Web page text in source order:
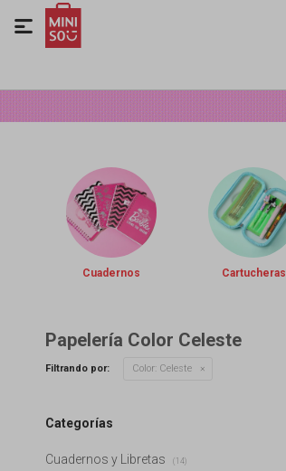

Cuadernos Cartucheras
Papelería Color Celeste
Filtrando por: Color: Celeste
Categorías
Cuadernos y Libretas (14)